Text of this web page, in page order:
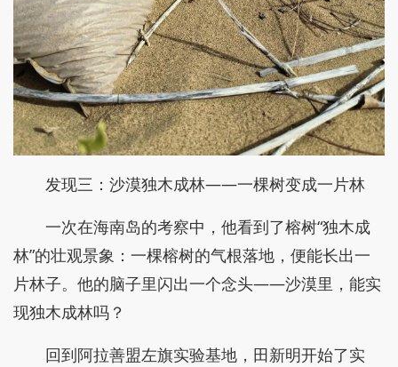
发现三：沙漠独木成林——一棵树变成一片林
一次在海南岛的考察中，他看到了榕树“独木成
林”的壮观景象：一棵榕树的气根落地，便能长出一
片林子。他的脑子里闪出一个念头——沙漠里，能实
现独木成林吗？
回到阿拉善盟左旗实验基地，田新明开始了实